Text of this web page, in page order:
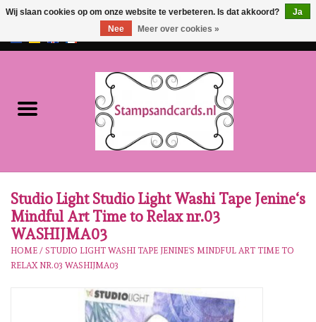
EUR/GBP
NIEUW!!
Crealies
Workshops
Studio Light Studio Light Washi Tape Jenine‘s
Mindful Art Time to Relax nr.03
WASHIJMA03
HOME / STUDIO LIGHT WASHI TAPE JENINE‘S MINDFUL ART TIME TO
RELAX NR.03 WASHIJMA03
Wij slaan cookies op om onze website te verbeteren. Is dat akkoord?
Ja
Nee
Meer over cookies »